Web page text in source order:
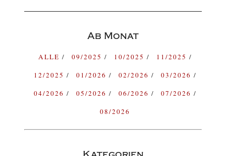
Ab Monat
ALLE 09/2025 10/2025
11/2025
12/2025
01/2026 02/2026
03/2026
04/2026
05/2026 06/2026
07/2026
08/2026